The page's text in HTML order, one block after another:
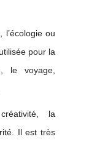
l’écologie ou
pour la
le voyage,
la
Il est très